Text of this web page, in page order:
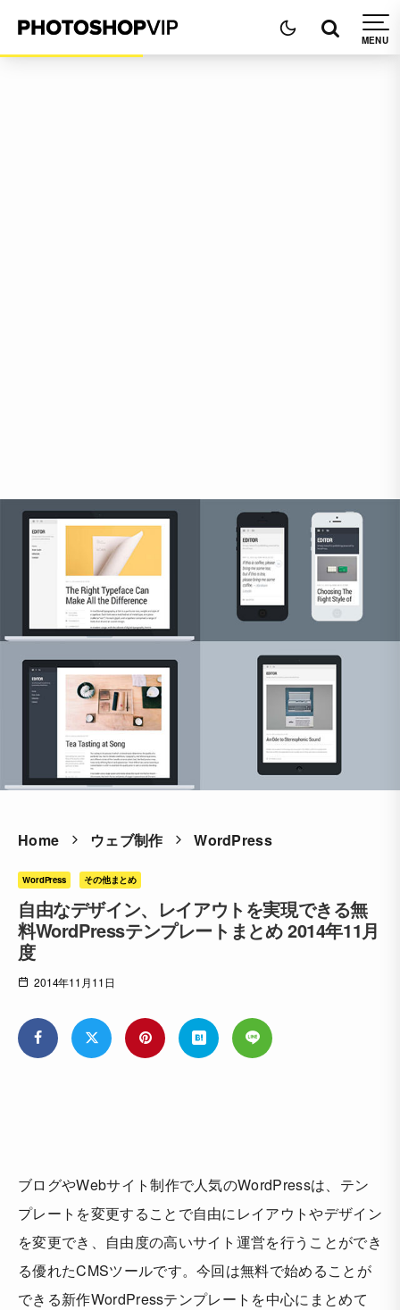
Home ウェブ制作 WordPress
WordPress その他まとめ
自由なデザイン、レイアウトを実現できる無
料WordPressテンプレートまとめ 2014年11月
度
2014年11月11日
ブログやWebサイト制作で人気のWordPressは、テン
プレートを変更することで自由にレイアウトやデザイン
を変更でき、自由度の高いサイト運営を行うことができ
る優れたCMSツールです。今回は無料で始めることが
できる新作WordPressテンプレートを中心にまとめて